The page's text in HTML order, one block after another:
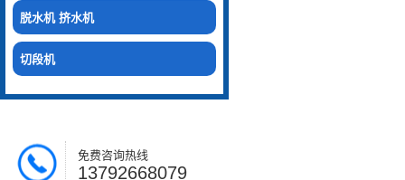
脱水机 挤水机
切段机
免费咨询热线
13792668079